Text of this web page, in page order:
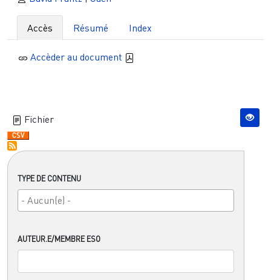
TYPE DE CONTENU
AUTEUR.E/MEMBRE ESO
Accès Résumé Index
Accèder au document
Fichier